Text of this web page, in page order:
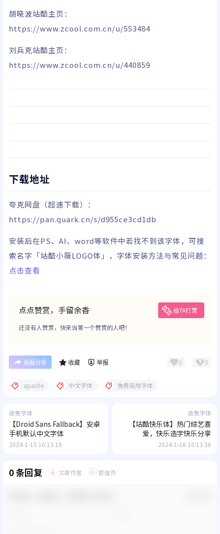
胡晓波站酷主页：
https://www.zcool.com.cn/u/553484
刘兵克站酷主页：
https://www.zcool.com.cn/u/440859
下载地址
夸克网盘 （超速下载）
：
https://pan.quark.cn/s/d955ce3cd1db
安装后在PS、AI、word等软件中若找不到该字体，可搜
索名字「站酷小薇LOGO体」，字体安装方法与常见问题：
点击查看
点点赞赏，手留余香 给TA打赏
还没有人赞赏，快来当第一个赞赏的人吧！
海报分享 收藏 举报 0 0
apache 中文字体 免费商用字体
商免字体
【Droid Sans Fallback】安卓
手机默认中文字体
2024-1-15 10:13:10
商免字体
【站酷快乐体】热门综艺喜
爱，快乐造字快乐分享
2024-1-16 10:13:36
0 条回复 A 文章作者 M 管理员